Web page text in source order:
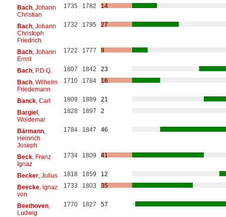
Bach, Johann
Christian
1735 1782 14
Bach, Johann
Christoph
Friedrich
1732 1795 27
Bach, Johann
Ernst
1722 1777 9
Bach, P.D.Q. 1807 1842
23
Bach, Wilhelm
Friedemann
1710 1784 16
Banck, Carl 1809 1889
21
Bargiel,
Woldemar
1828 1897 2
Bärmann,
Heinrich
Joseph
1784 1847 46
Beck, Franz
Ignaz
1734 1809 41
Becker, Julius 1818 1859
12
Beecke, Ignaz
von
1733 1803 35
Beethoven,
Ludwig
1770 1827 57